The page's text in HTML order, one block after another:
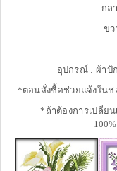
กล
ขว
อุปกรณ์ : ผ้าปั
*ตอนสั่งซื้อช่วยแจ้งในช่
*ถ้าต้องการเปลี่ย